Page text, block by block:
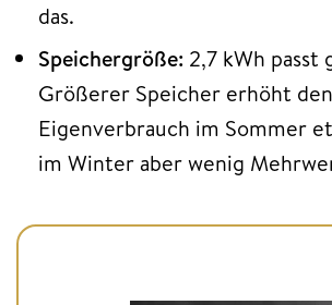
das.
Speichergröße: 2,7 kWh passt
Größerer Speicher erhöht den
Eigenverbrauch im Sommer
im Winter aber wenig